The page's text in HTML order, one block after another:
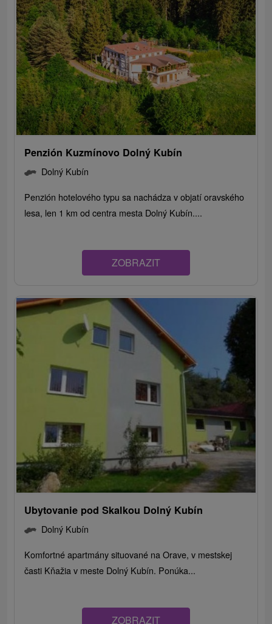
Penzión Kuzmínovo Dolný Kubín
Dolný Kubín
Penzión hotelového typu sa nachádza v objatí oravského
lesa, len 1 km od centra mesta Dolný Kubín....
ZOBRAZIT
Ubytovanie pod Skalkou Dolný Kubín
Dolný Kubín
Komfortné apartmány situované na Orave, v mestskej
časti Kňažia v meste Dolný Kubín. Ponúka...
ZOBRAZIT